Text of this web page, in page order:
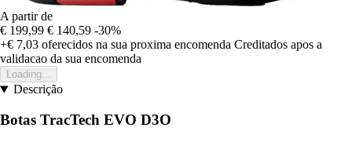
A partir de
€ 199,99 € 140,59 -30%
+€ 7,03 oferecidos na sua proxima encomenda Creditados apos a
validacao da sua encomenda
Loading...
Descrição
Botas TracTech EVO D3O